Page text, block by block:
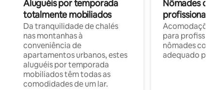
Aluguéis por temporada
totalmente mobiliados
Da tranquilidade de chalés
nas montanhas à
conveniência de
apartamentos urbanos, estes
aluguéis por temporada
mobiliados têm todas as
comodidades de um lar.
Nômades
profissionais
para
nômades com
adequado